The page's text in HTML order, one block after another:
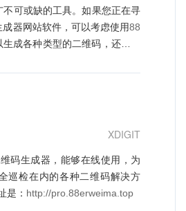
互之间的用户群是否匹配，找
也会收到意想不到的效果。
家专业的ios app开发公司，拥
，为客户提供一站式专业的服
： 1、会员注册、登录，建立完
布、管理商品信息、上传图片
括市场价、批发价等; 4、方便
搜索; 8、会员积分与会员等级
购物APP在线上能给用户一个号
宣传，是无法真正的留住顾客
，才能给自己带来更多的回头
与方法一相反，当然你如果是
作这一步了。 2、在
Store 与App Store”账号下面
项，如果您没有做第一步的操
。 3、点击“密码
输入Apple ID账号和密码了。说
是免费的，没几个人会用收费
我们当然不介意重新验证一下
高嘛。 xDigit 主营
不可或缺的工具。如果您正在寻
器网站软件，可以考虑使用88
成各种类型的二维码，还提供
择您想要生成的二维码类型，
件。然后，输入相关信息，例
自定义选项中设置二维码的大
钮即可获得您的二维码！
XDIGIT
码生成器，能够在线使用，为
巡检在内的各种二维码解决方
是： http://pro.88erweima.top